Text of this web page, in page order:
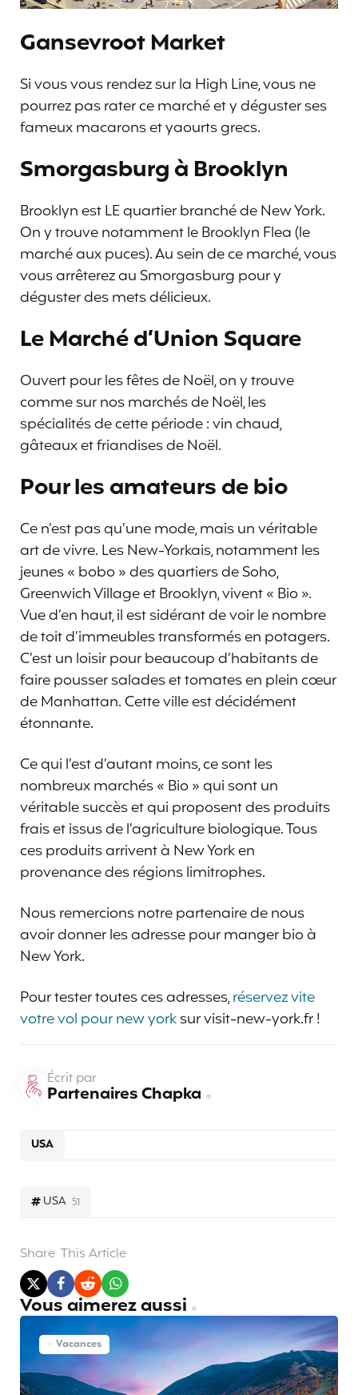
Gansevroot Market
Si vous vous rendez sur la High Line, vous ne
pourrez pas rater ce marché et y déguster ses
fameux macarons et yaourts grecs.
Smorgasburg à Brooklyn
Brooklyn est LE quartier branché de New York.
On y trouve notamment le Brooklyn Flea (le
marché aux puces). Au sein de ce marché, vous
vous arrêterez au Smorgasburg pour y
déguster des mets délicieux.
Le Marché d’Union Square
Ouvert pour les fêtes de Noël, on y trouve
comme sur nos marchés de Noël, les
spécialités de cette période : vin chaud,
gâteaux et friandises de Noël.
Pour les amateurs de bio
Ce n’est pas qu’une mode, mais un véritable
art de vivre. Les New-Yorkais, notamment les
jeunes « bobo » des quartiers de Soho,
Greenwich Village et Brooklyn, vivent « Bio ».
Vue d’en haut, il est sidérant de voir le nombre
de toit d’immeubles transformés en potagers.
C’est un loisir pour beaucoup d’habitants de
faire pousser salades et tomates en plein cœur
de Manhattan. Cette ville est décidément
étonnante.
Ce qui l’est d’autant moins, ce sont les
nombreux marchés « Bio » qui sont un
véritable succès et qui proposent des produits
frais et issus de l’agriculture biologique. Tous
ces produits arrivent à New York en
provenance des régions limitrophes.
Nous remercions notre partenaire de nous
avoir donner les adresse pour manger bio à
New York.
Pour tester toutes ces adresses,réservez vite
votre vol pour new yorksur visit-new-york.fr !
USA 51
USA
Écrit par
Partenaires Chapka
Share This Article
Vous aimerez aussi
Vacances